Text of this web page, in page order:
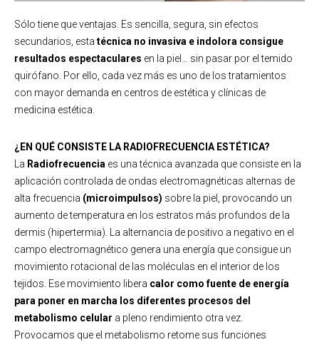
Sólo tiene que ventajas. Es sencilla, segura, sin efectos
secundarios, esta técnica no invasiva e indolora consigue
resultados espectaculares en la piel… sin pasar por el temido
quirófano. Por ello, cada vez más es uno de los tratamientos
con mayor demanda en centros de estética y clínicas de
medicina estética.
¿EN QUÉ CONSISTE LA RADIOFRECUENCIA ESTÉTICA?
La Radiofrecuencia es una técnica avanzada que consiste en la
aplicación controlada de ondas electromagnéticas alternas de
alta frecuencia (microimpulsos) sobre la piel, provocando un
aumento de temperatura en los estratos más profundos de la
dermis (hipertermia). La alternancia de positivo a negativo en el
campo electromagnético genera una energía que consigue un
movimiento rotacional de las moléculas en el interior de los
tejidos. Ese movimiento libera calor como fuente de energía
para poner en marcha los diferentes procesos del
metabolismo celular a pleno rendimiento otra vez.
Provocamos que el metabolismo retome sus funciones